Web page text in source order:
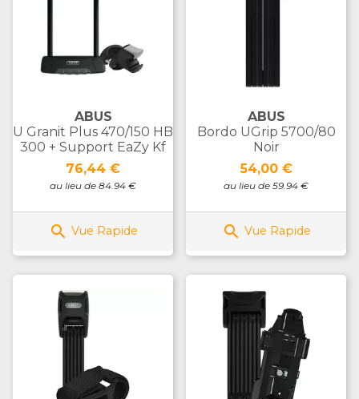
ABUS
U Granit Plus 470/150 HB
300 + Support EaZy Kf
Prix
76,44 €
au lieu de 84.94 €
 Vue Rapide
ABUS
Bordo UGrip 5700/80
Noir
Prix
54,00 €
au lieu de 59.94 €
 Vue Rapide